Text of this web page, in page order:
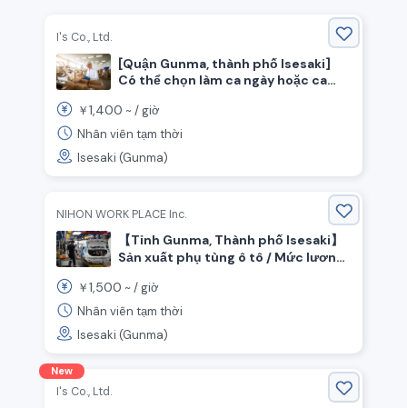
I's Co., Ltd.
[Quận Gunma, thành phố Isesaki]
Có thể chọn làm ca ngày hoặc ca
Tuyển dụng nhân viên sản xuất dây
chuyền thịt!
￥1,400 ~ /giờ
Nhân viên tạm thời
Isesaki (Gunma)
NIHON WORK PLACE Inc.
【Tỉnh Gunma, Thành phố Isesaki】
Sản xuất phụ tùng ô tô / Mức lương
￥1,500 ~ /giờ
Nhân viên tạm thời
Isesaki (Gunma)
New
I's Co., Ltd.